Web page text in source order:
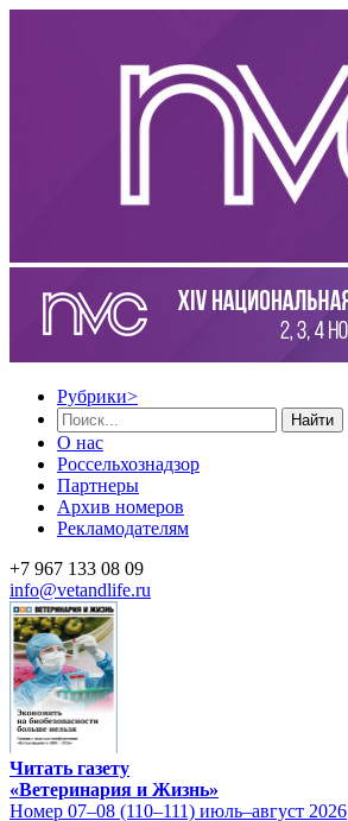
Рубрики>
Найти
О нас
Россельхознадзор
Партнеры
Архив номеров
Рекламодателям
+7 967 133 08 09
info@vetandlife.ru
Читать газету
«Ветеринария и Жизнь»
Номер 07–08 (110–111) июль–август 2026